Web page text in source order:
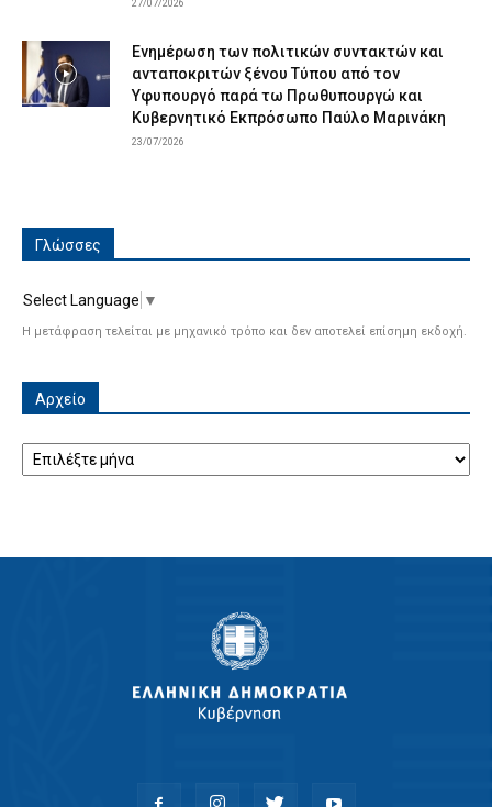
27/07/2026
Ενημέρωση των πολιτικών συντακτών και
ανταποκριτών ξένου Τύπου από τον
Υφυπουργό παρά τω Πρωθυπουργώ και
Κυβερνητικό Εκπρόσωπο Παύλο Μαρινάκη
23/07/2026
Γλώσσες
Select Language ▼
Η μετάφραση τελείται με μηχανικό τρόπο και δεν αποτελεί επίσημη εκδοχή.
Αρχείο
Αρχείο